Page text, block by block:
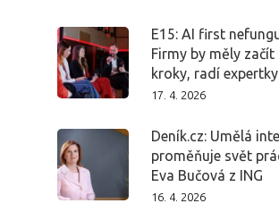
E15: AI first
Firmy by měly začít
kroky, radí expertky
17. 4. 2026
Deník.cz: Umělá
proměňuje svět
Eva Bučová z ING
16. 4. 2026